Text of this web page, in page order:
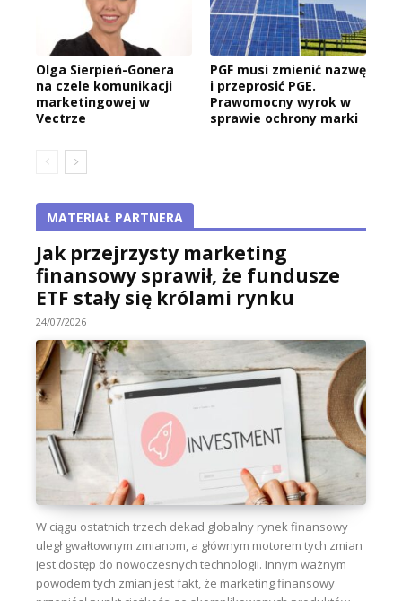
Olga Sierpień-Gonera
na czele komunikacji
marketingowej w
Vectrze
PGF musi zmienić nazwę
i przeprosić PGE.
Prawomocny wyrok w
sprawie ochrony marki
MATERIAŁ PARTNERA
Jak przejrzysty marketing
finansowy sprawił, że fundusze
ETF stały się królami rynku
24/07/2026
W ciągu ostatnich trzech dekad globalny rynek finansowy
uległ gwałtownym zmianom, a głównym motorem tych zmian
jest dostęp do nowoczesnych technologii. Innym ważnym
powodem tych zmian jest fakt, że marketing finansowy